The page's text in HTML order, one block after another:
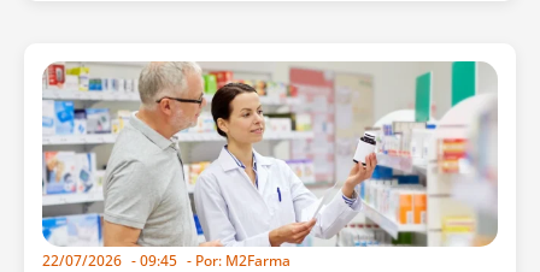
22/07/2026 -09:45 - Por: M2Farma